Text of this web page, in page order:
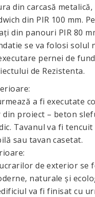
din carcasă
din PIR 100 mm.
din panouri PIR 80
se va folosi solul
pernei de
de Rezistenta.
a fi executate
proiect – beton
Tavanul va fi tencuit
sau tavan casetat.
de exterior se
naturale și
va fi finisat cu